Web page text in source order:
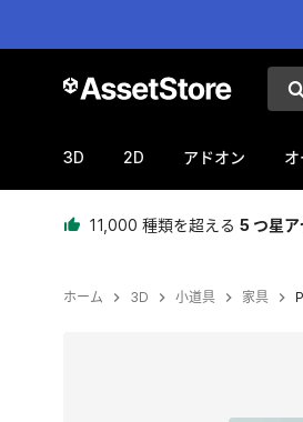
ア
3D 2D アドオン
11,000 種類を超える 5 つ星ア
ホーム 3D 小道具 家具